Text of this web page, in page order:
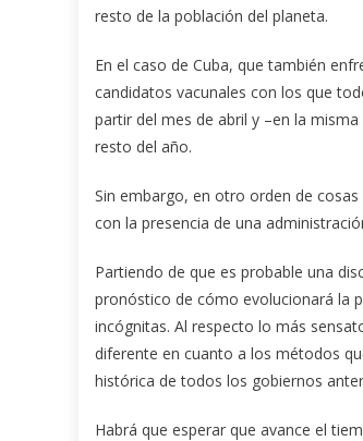
resto de la población del planeta.
En el caso de Cuba, que también
candidatos vacunales con los que
partir del mes de abril y –en la
resto del año.
Sin embargo, en otro orden de
con la presencia de una
Partiendo de que es probable una
pronóstico de cómo evolucionará la
incógnitas. Al respecto lo más
diferente en cuanto a los métodos
histórica de todos los gobiernos
Habrá que esperar que avance el